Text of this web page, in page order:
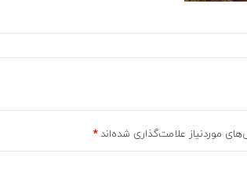
موردنیاز علامت‌گذاری شده‌اند*